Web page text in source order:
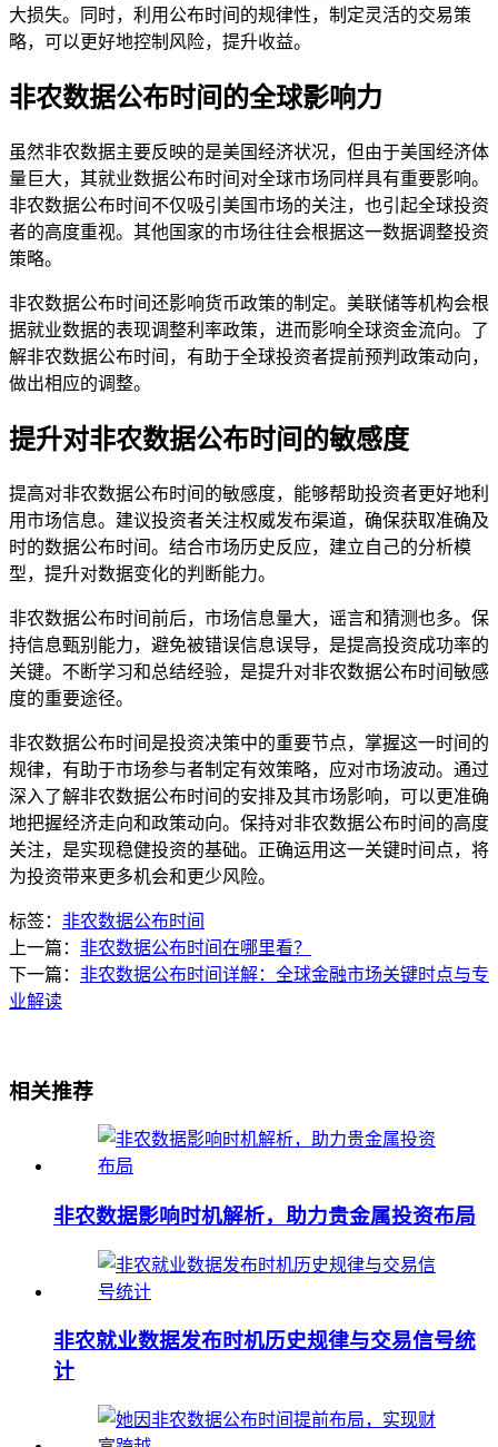
大损失。同时，利用公布时间的规律性，制定灵活的交易策
略，可以更好地控制风险，提升收益。
非农数据公布时间的全球影响力
虽然非农数据主要反映的是美国经济状况，但由于美国经济体
量巨大，其就业数据公布时间对全球市场同样具有重要影响。
非农数据公布时间不仅吸引美国市场的关注，也引起全球投资
者的高度重视。其他国家的市场往往会根据这一数据调整投资
策略。
非农数据公布时间还影响货币政策的制定。美联储等机构会根
据就业数据的表现调整利率政策，进而影响全球资金流向。了
解非农数据公布时间，有助于全球投资者提前预判政策动向，
做出相应的调整。
提升对非农数据公布时间的敏感度
提高对非农数据公布时间的敏感度，能够帮助投资者更好地利
用市场信息。建议投资者关注权威发布渠道，确保获取准确及
时的数据公布时间。结合市场历史反应，建立自己的分析模
型，提升对数据变化的判断能力。
非农数据公布时间前后，市场信息量大，谣言和猜测也多。保
持信息甄别能力，避免被错误信息误导，是提高投资成功率的
关键。不断学习和总结经验，是提升对非农数据公布时间敏感
度的重要途径。
非农数据公布时间是投资决策中的重要节点，掌握这一时间的
规律，有助于市场参与者制定有效策略，应对市场波动。通过
深入了解非农数据公布时间的安排及其市场影响，可以更准确
地把握经济走向和政策动向。保持对非农数据公布时间的高度
关注，是实现稳健投资的基础。正确运用这一关键时间点，将
为投资带来更多机会和更少风险。
标签： 非农数据公布时间
上一篇： 非农数据公布时间在哪里看？
下一篇： 非农数据公布时间详解：全球金融市场关键时点与专
业解读
相关推荐
非农数据影响时机解析，助力贵金属投资布局
非农就业数据发布时机历史规律与交易信号统
计